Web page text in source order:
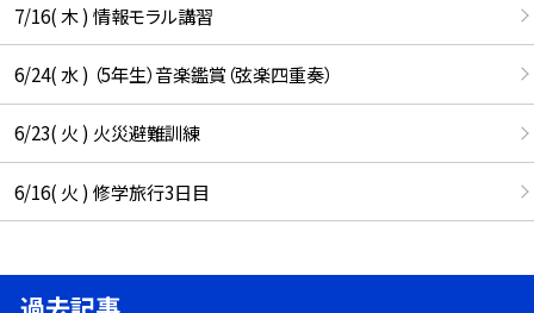
7/16( 木 ) 情報モラル講習
6/24( 水 ) （5年生）音楽鑑賞（弦楽四重奏）
6/23( 火 ) 火災避難訓練
6/16( 火 ) 修学旅行3日目